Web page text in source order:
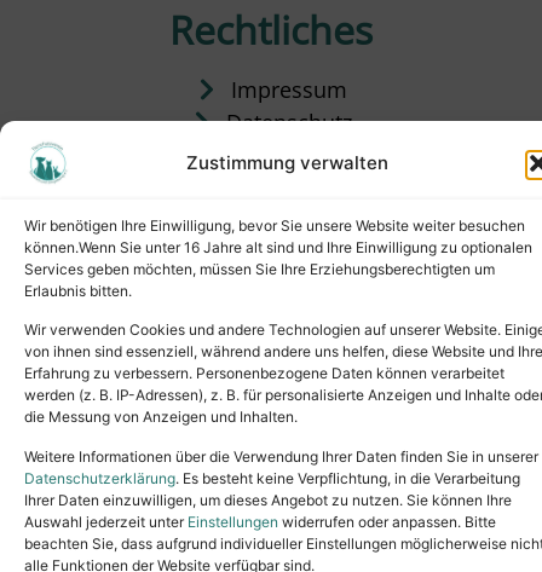
Zustimmung verwalten
Wir benötigen Ihre Einwilligung, bevor Sie unsere Website weiter besuchen
können.Wenn Sie unter 16 Jahre alt sind und Ihre Einwilligung zu optionalen
Services geben möchten, müssen Sie Ihre Erziehungsberechtigten um
Erlaubnis bitten.
Wir verwenden Cookies und andere Technologien auf unserer Website.
von ihnen sind essenziell, während andere uns helfen, diese Website und Ihre
Erfahrung zu verbessern. Personenbezogene Daten können verarbeitet
werden (z. B. IP-Adressen), z. B. für personalisierte Anzeigen und Inhalte
die Messung von Anzeigen und Inhalten.
Weitere Informationen über die Verwendung Ihrer Daten finden Sie in unserer
Datenschutzerklärung. Es besteht keine Verpflichtung, in die Verarbeitung
Ihrer Daten einzuwilligen, um dieses Angebot zu nutzen. Sie können Ihre
Auswahl jederzeit unter Einstellungen widerrufen oder anpassen. Bitte
beachten Sie, dass aufgrund individueller Einstellungen möglicherweise
alle Funktionen der Website verfügbar sind.
Rechtliches
Impressum
Datenschutz
Satzung
Copyright © 2024. All rights reserved.
Tel.: (02631) 55356buero@tierheim-neuwied.de
Ludwigshof 1, 56567 Neuwied